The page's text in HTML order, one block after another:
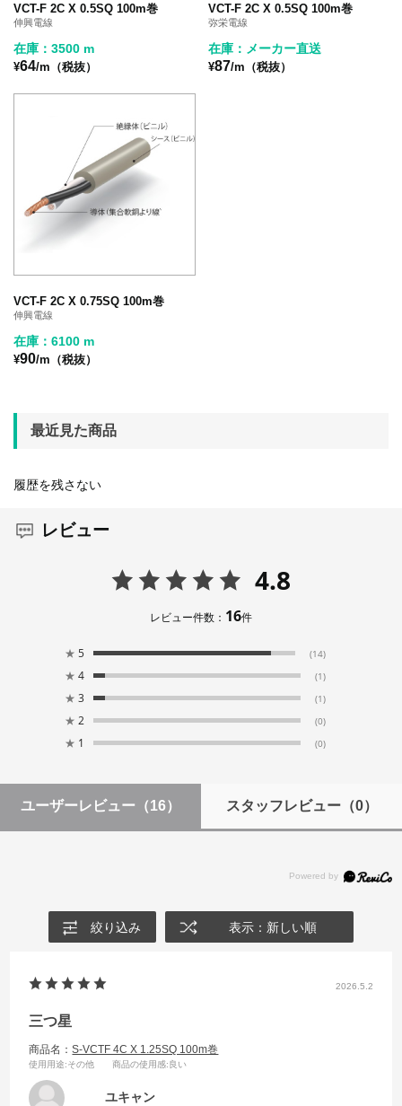
VCT-F 2C X 0.5SQ 100m巻
伸興電線
在庫：3500 m
¥64/m（税抜）
VCT-F 2C X 0.5SQ 100m巻
弥栄電線
在庫：メーカー直送
¥87/m（税抜）
VCT-F 2C X 0.75SQ 100m巻
伸興電線
在庫：6100 m
¥90/m（税抜）
最近見た商品
履歴を残さない
レビュー
4.8
レビュー件数： 16件
★ 5 (14)
★ 4 (1)
★ 3 (1)
★ 2 (0)
★ 1 (0)
ユーザーレビュー （16） スタッフレビュー（0）
絞り込み 表示：新しい順
2026.5.2
三つ星
商品名：S-VCTF 4C X 1.25SQ 100m巻
使用用途:その他 商品の使用感:良い
ユキャン